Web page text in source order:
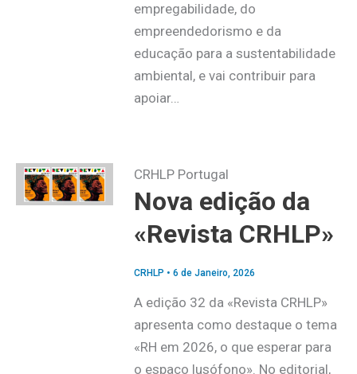
empregabilidade, do
empreendedorismo e da
educação para a sustentabilidade
ambiental, e vai contribuir para
apoiar…
CRHLP Portugal
Nova edição da
«Revista CRHLP»
CRHLP • 6 de Janeiro, 2026
A edição 32 da «Revista CRHLP»
apresenta como destaque o tema
«RH em 2026, o que esperar para
o espaço lusófono». No editorial,